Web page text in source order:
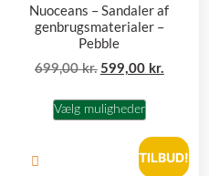
Nuoceans – Sandaler af
genbrugsmaterialer –
Pebble
699,00kr. 599,00 kr.
Vælg muligheder
TILBUD!